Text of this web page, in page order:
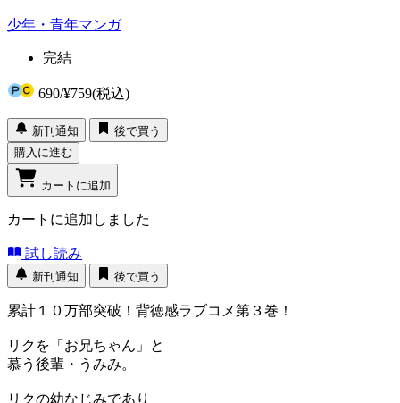
少年・青年マンガ
完結
690/¥759(税込)
新刊通知
後で買う
購入に進む
カートに追加
カートに追加しました
試し読み
新刊通知 後で買う
累計１０万部突破！背徳感ラブコメ第３巻！
リクを「お兄ちゃん」と
慕う後輩・うみみ。
リクの幼なじみであり